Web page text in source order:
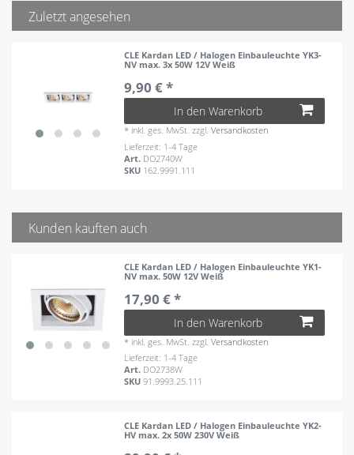
Zuletzt angesehen
CLE Kardan LED / Halogen Einbauleuchte YK3-
NV max. 3x 50W 12V Weiß
9,90 € *
In den Warenkorb
* inkl. ges. MwSt. zzgl.Versandkosten
Lieferzeit: 1-4 Tage
Art. DO2740W
SKU 162.9991.111
Kunden kauften auch
CLE Kardan LED / Halogen Einbauleuchte YK1-
NV max. 50W 12V Weiß
17,90 € *
In den Warenkorb
* inkl. ges. MwSt. zzgl.Versandkosten
Lieferzeit: 1-4 Tage
Art. DO2738W
SKU91.9993.25.111
CLE Kardan LED / Halogen Einbauleuchte YK2-
HV max. 2x 50W 230V Weiß